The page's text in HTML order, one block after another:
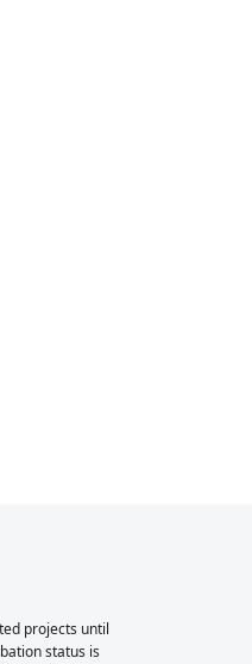
projects until
status is